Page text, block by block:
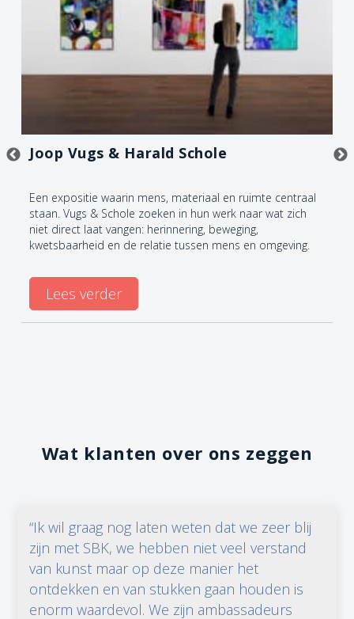
Joop Vugs & Harald Schole
Een expositie waarin mens, materiaal en ruimte centraal
staan. Vugs & Schole zoeken in hun werk naar wat zich
niet direct laat vangen: herinnering, beweging,
kwetsbaarheid en de relatie tussen mens en omgeving.
Lees verder
Wat klanten over ons zeggen
“Ik wil graag nog laten weten dat we zeer blij
zijn met SBK, we hebben niet veel verstand
van kunst maar op deze manier het
ontdekken en van stukken gaan houden is
enorm waardevol. We zijn ambassadeurs